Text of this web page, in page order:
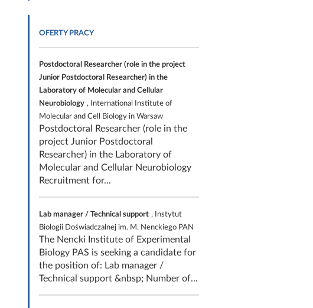
OFERTY PRACY
Postdoctoral Researcher (role in the project
Junior Postdoctoral Researcher) in the
Laboratory of Molecular and Cellular
Neurobiology , International Institute of
Molecular and Cell Biology in Warsaw
Postdoctoral Researcher (role in the
project Junior Postdoctoral
Researcher) in the Laboratory of
Molecular and Cellular Neurobiology
Recruitment for...
Lab manager / Technical support , Instytut
Biologii Doświadczalnej im. M. Nenckiego PAN
The Nencki Institute of Experimental
Biology PAS is seeking a candidate for
the position of: Lab manager /
Technical support &nbsp; Number of...